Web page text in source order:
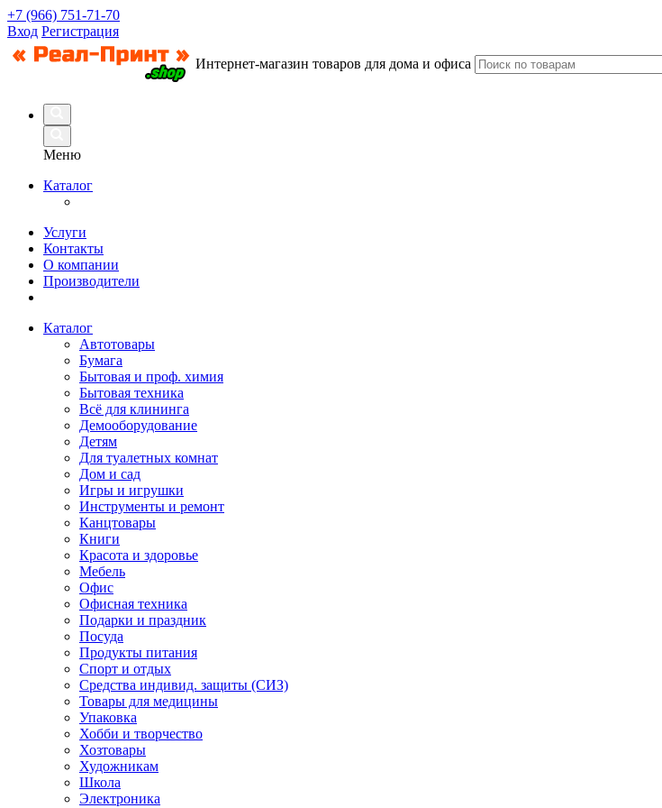
+7 (966) 751-71-70
Вход Регистрация
Интернет-магазин товаров для дома и офиса
Меню
Каталог
Услуги
Контакты
О компании
Производители
Каталог
Автотовары
Бумага
Бытовая и проф. химия
Бытовая техника
Всё для клининга
Демооборудование
Детям
Для туалетных комнат
Дом и сад
Игры и игрушки
Инструменты и ремонт
Канцтовары
Книги
Красота и здоровье
Мебель
Офис
Офисная техника
Подарки и праздник
Посуда
Продукты питания
Спорт и отдых
Средства индивид. защиты (СИЗ)
Товары для медицины
Упаковка
Хобби и творчество
Хозтовары
Художникам
Школа
Электроника